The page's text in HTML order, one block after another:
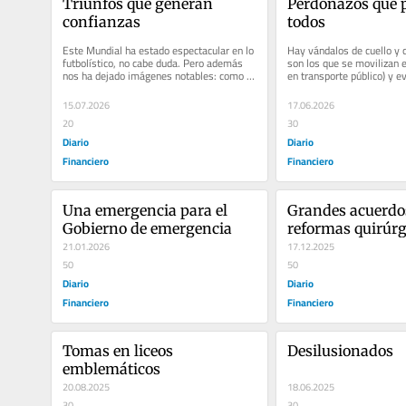
confianzas
Este Mundial ha estado espectacular en lo
futbolístico, no cabe duda. Pero además
nos ha dejado imágenes notables: como
ver a Haaland dirigiendo el...
15.07.2026
20
Diario
Financiero
todos
Hay vándalos de cuello y
son los que se movilizan
en transporte público) y
tag. Y esto es...
17.06.2026
30
Diario
Financiero
Una emergencia para el
Gobierno de emergencia
21.01.2026
50
Diario
Financiero
Grandes
reformas
17.12.2025
50
Diario
Financiero
Tomas en liceos
emblemáticos
20.08.2025
Desilusionados
18.06.2025